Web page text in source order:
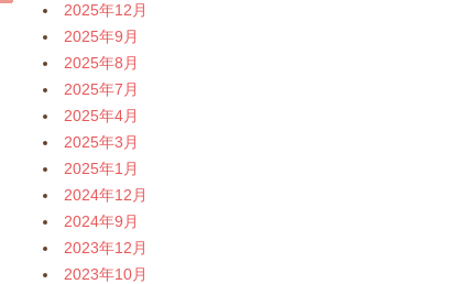
2025年12月
2025年9月
2025年8月
2025年7月
2025年4月
2025年3月
2025年1月
2024年12月
2024年9月
2023年12月
2023年10月